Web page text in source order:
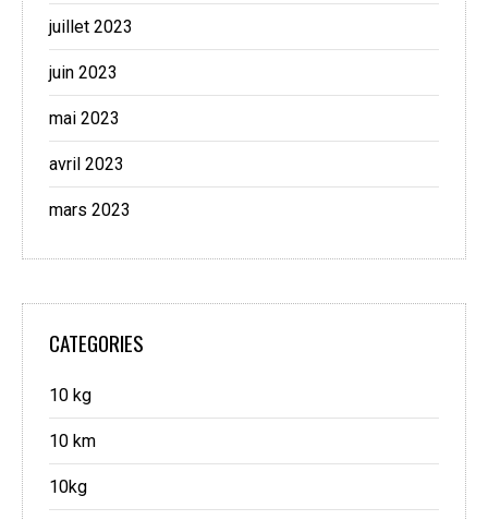
juillet 2023
juin 2023
mai 2023
avril 2023
mars 2023
CATEGORIES
10 kg
10 km
10kg